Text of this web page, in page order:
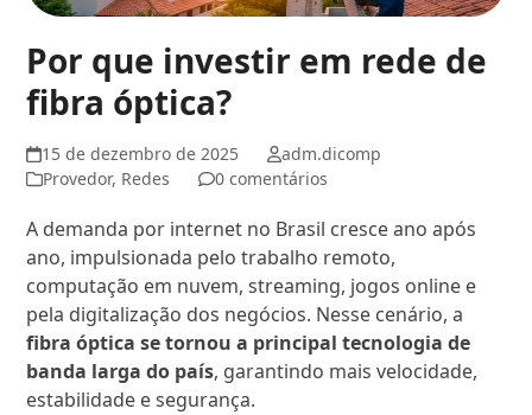
Por que investir em rede de
fibra óptica?
15 de dezembro de 2025
adm.dicomp
Provedor, Redes 0 comentários
A demanda por internet no Brasil cresce ano após
ano, impulsionada pelo trabalho remoto,
computação em nuvem, streaming, jogos online e
pela digitalização dos negócios. Nesse cenário, a
fibra óptica se tornou a principal tecnologia de
banda larga do país, garantindo mais velocidade,
estabilidade e segurança.